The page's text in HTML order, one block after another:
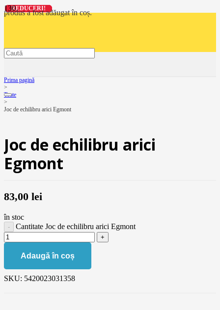
produsa fost adăugat în coș.
Prima pagină
>
Toate
>
Joc de echilibru arici Egmont
Joc de echilibru arici
Egmont
83,00 lei
în stoc
Cantitate Joc de echilibru arici Egmont
Adaugă în coș
SKU: 5420023031358
REDUCERI!
REDUCERI!
REDUCERI!
REDUCERI!